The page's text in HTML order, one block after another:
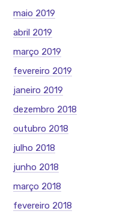
maio 2019
abril 2019
março 2019
fevereiro 2019
janeiro 2019
dezembro 2018
outubro 2018
julho 2018
junho 2018
março 2018
fevereiro 2018